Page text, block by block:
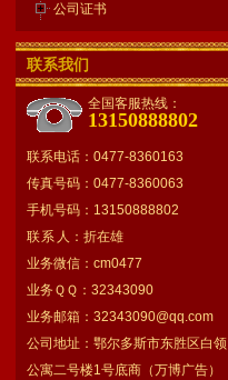
公司证书
联系我们
全国客服热线：
13150888802
联系电话：0477-8360163
传真号码：0477-8360063
手机号码：13150888802
联 系 人：折在雄
业务微信：cm0477
业务ＱＱ：32343090
业务邮箱： 32343090@qq.com
公司地址：鄂尔多斯市东胜区白领
公寓二号楼1号底商（万博广告）